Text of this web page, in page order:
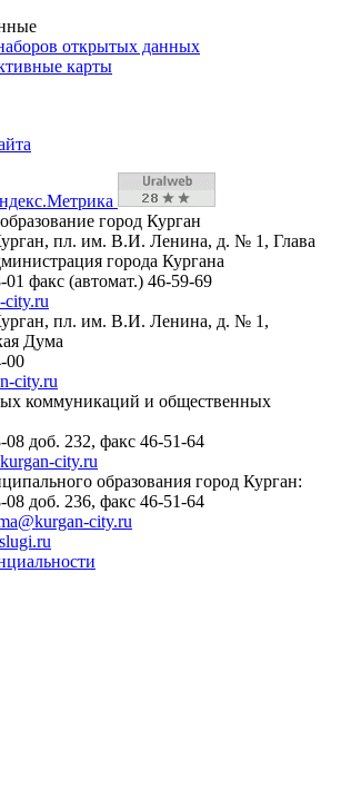
открытых данных
карты
город Курган
пл. им. В.И. Ленина, д. № 1, Глава
города Кургана
факс (автомат.) 46-59-69
city.ru
пл. им. В.И. Ленина, д. № 1,
Дума
00
city.ru
коммуникаций и общественных
08 доб. 232, факс 46-51-64
city.ru
образования город Курган:
08 доб. 236, факс 46-51-64
city.ru